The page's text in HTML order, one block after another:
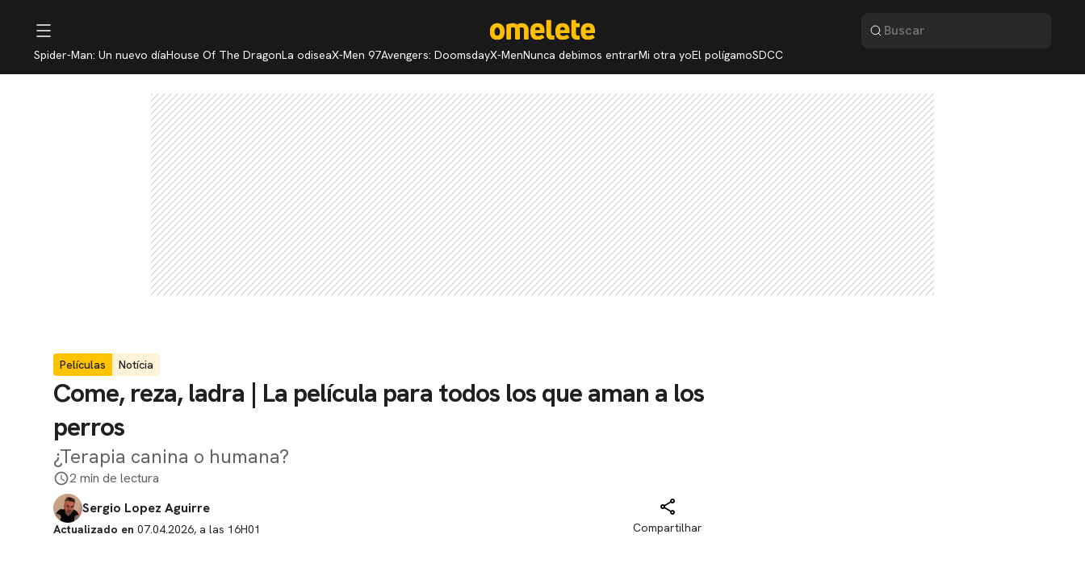
Spider-Man: Un nuevo díaHouse Of The DragonLa odiseaX-Men 97Avengers: DoomsdayX-MenNunca debimos entrarMi otra yoEl polígamoSDCC
Películas Notícia
Come, reza, ladra | La película para todos los que aman a los
perros
¿Terapia canina o humana?
2 min de lectura
Sergio Lopez Aguirre
Actualizado en 07.04.2026, a las 16H01 Compartilhar